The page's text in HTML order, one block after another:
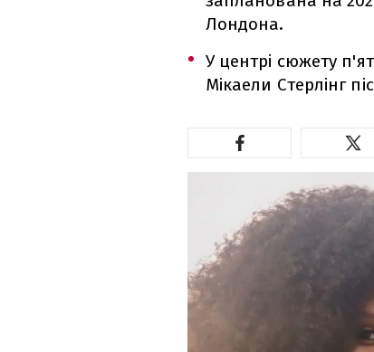
Лондона.
У центрі сюжету
Мікаели Стерлінг